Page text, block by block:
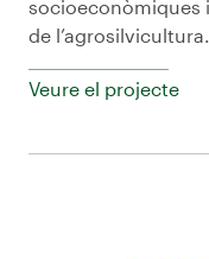
socioeconòmiques
de l’agrosilvicultura.
Veure el projecte